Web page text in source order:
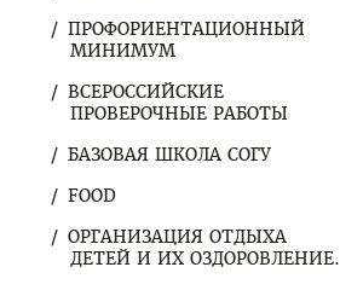
ПРОФОРИЕНТАЦИОННЫЙ
МИНИМУМ
ВСЕРОССИЙСКИЕ
ПРОВЕРОЧНЫЕ РАБОТЫ
БАЗОВАЯ ШКОЛА СОГУ
FOOD
ОРГАНИЗАЦИЯ ОТДЫХА
ДЕТЕЙ И ИХ ОЗДОРОВЛЕНИЕ.